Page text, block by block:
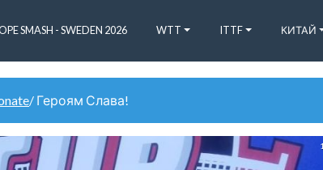
SMASH - SWEDEN 2026 WTT ITTF КИТАЙ
/ Героям Слава!